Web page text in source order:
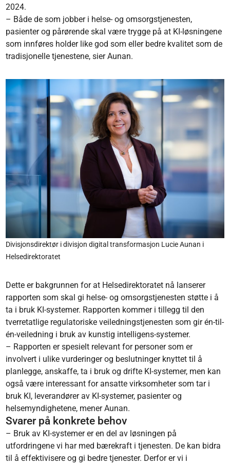
2024.
– Både de som jobber i helse- og omsorgstjenesten,
pasienter og pårørende skal være trygge på at KI-løsningene
som innføres holder like god som eller bedre kvalitet som de
tradisjonelle tjenestene, sier Aunan.
Divisjonsdirektør i divisjon digital transformasjon Lucie Aunan i
Helsedirektoratet
Dette er bakgrunnen for at Helsedirektoratet nå lanserer
rapporten som skal gi helse- og omsorgstjenesten støtte i å
ta i bruk KI-systemer. Rapporten kommer i tillegg til den
tverretatlige regulatoriske veiledningstjenesten som gir én-til-
én-veiledning i bruk av kunstig intelligens-systemer.
– Rapporten er spesielt relevant for personer som er
involvert i ulike vurderinger og beslutninger knyttet til å
planlegge, anskaffe, ta i bruk og drifte KI-systemer, men kan
også være interessant for ansatte virksomheter som tar i
bruk KI, leverandører av KI-systemer, pasienter og
helsemyndighetene, mener Aunan.
Svarer på konkrete behov
– Bruk av KI-systemer er en del av løsningen på
utfordringene vi har med bærekraft i tjenesten. De kan bidra
til å effektivisere og gi bedre tjenester. Derfor er vi i